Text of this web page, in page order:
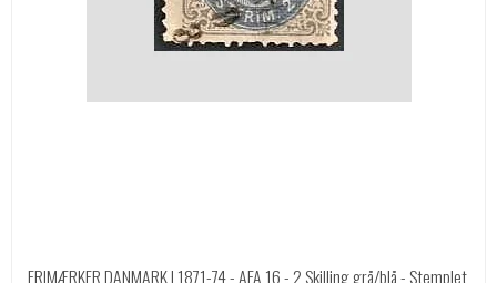
FRIMÆRKER DANMARK | 1871-74 - AFA 16 - 2 Skilling grå/blå - Stemplet